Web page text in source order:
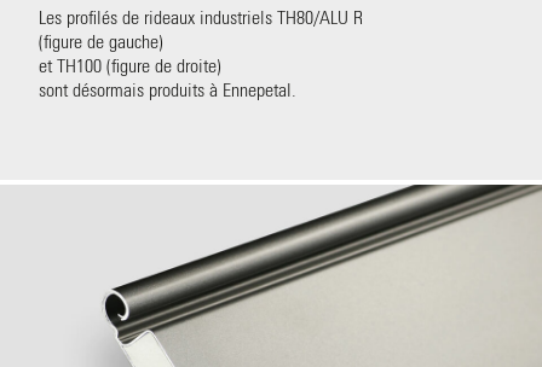
Les profilés de rideaux industriels TH80/ALU R
(figure de gauche)
et TH100 (figure de droite)
sont désormais produits à Ennepetal.